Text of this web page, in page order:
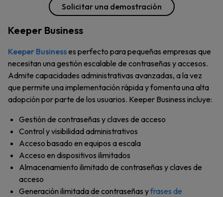
Solicitar una demostración
Keeper Business
Keeper Businesses perfecto para pequeñas empresas que
necesitan una gestión escalable de contraseñas y accesos.
Admite capacidades administrativas avanzadas, a la vez
que permite una implementación rápida y fomenta una alta
adopción por parte de los usuarios. Keeper Business incluye:
Gestión de contraseñas y claves de acceso
Control y visibilidad administrativos
Acceso basado en equipos a escala
Acceso en dispositivos ilimitados
Almacenamiento ilimitado de contraseñas y claves de
acceso
Generación ilimitada de contraseñas yfrases de